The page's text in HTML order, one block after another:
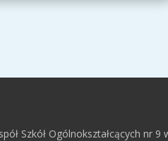
Szkół Ogólnokształcących nr 9